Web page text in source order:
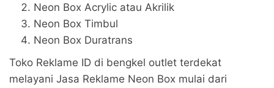
Neon Box Acrylic atau Akrilik
Neon Box Timbul
Neon Box Duratrans
Toko Reklame ID di bengkel outlet terdekat
melayani Jasa Reklame Neon Box mulai dari